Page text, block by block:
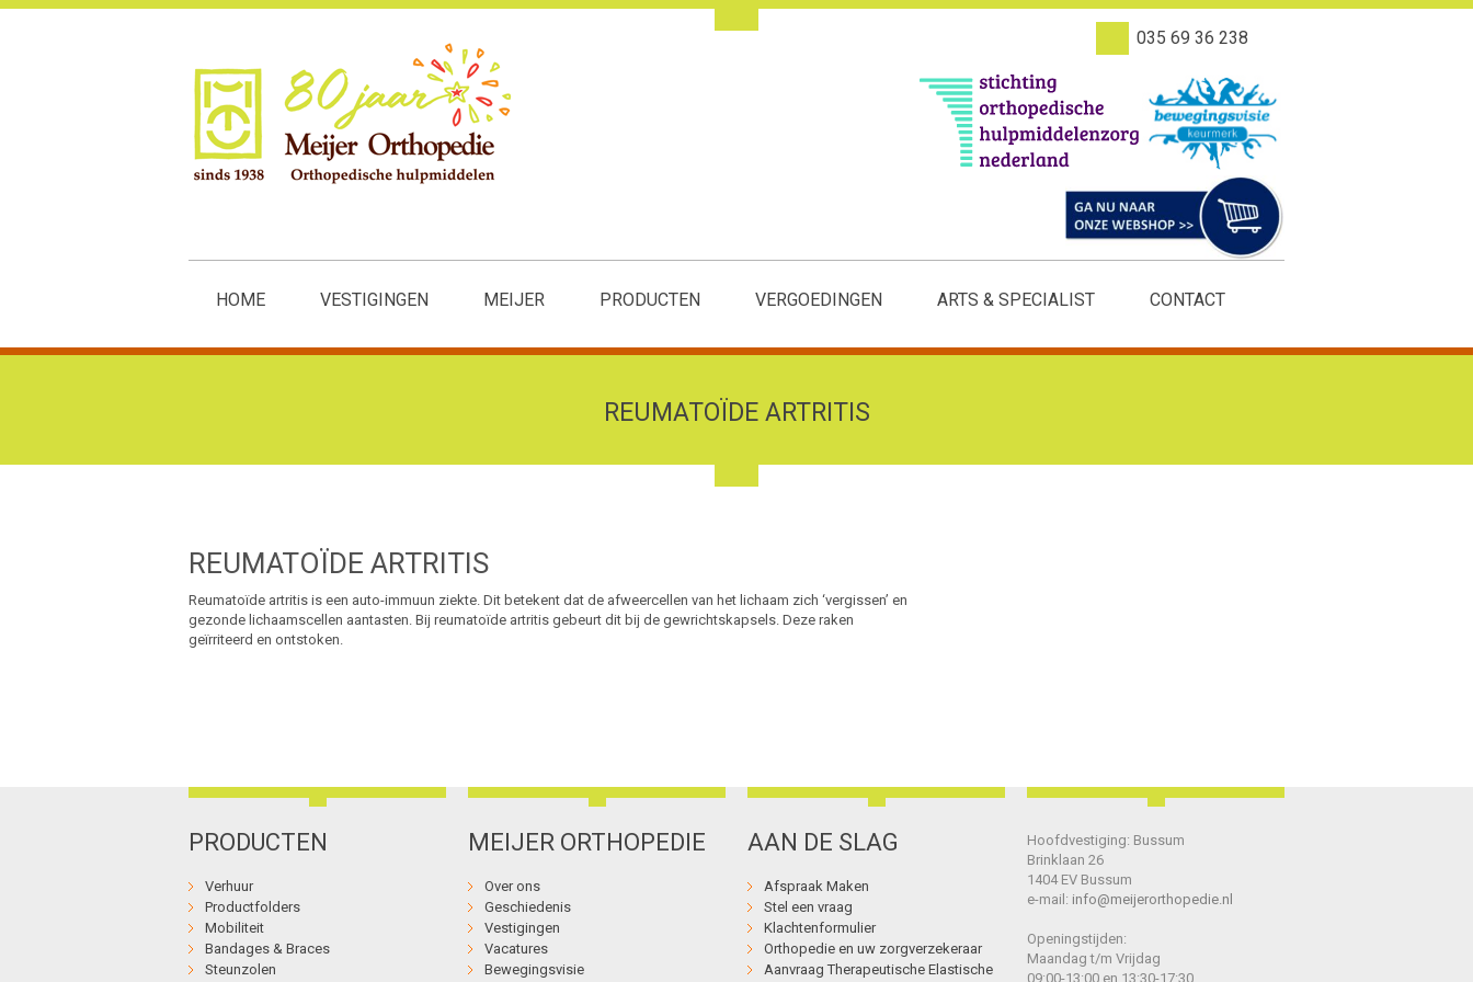
035 69 36 238
HOME VESTIGINGEN MEIJER PRODUCTEN VERGOEDINGEN ARTS & SPECIALIST CONTACT
REUMATOÏDE ARTRITIS
REUMATOÏDE ARTRITIS
Reumatoïde artritis is een auto-immuun ziekte. Dit betekent dat de afweercellen van het lichaam zich ‘vergissen’ en
gezonde lichaamscellen aantasten. Bij reumatoïde artritis gebeurt dit bij de gewrichtskapsels. Deze raken
geïrriteerd en ontstoken.
PRODUCTEN
Verhuur
Productfolders
Mobiliteit
Bandages & Braces
Steunzolen
MEIJER ORTHOPEDIE
Over ons
Geschiedenis
Vestigingen
Vacatures
Bewegingsvisie
AAN DE SLAG
Afspraak Maken
Stel een vraag
Klachtenformulier
Orthopedie en uw zorgverzekeraar
Aanvraag Therapeutische Elastische
Hoofdvestiging: Bussum
Brinklaan 26
1404 EV Bussum
e-mail: info@meijerorthopedie.nl
Openingstijden:
Maandag t/m Vrijdag
09:00-13:00 en 13:30-17:30